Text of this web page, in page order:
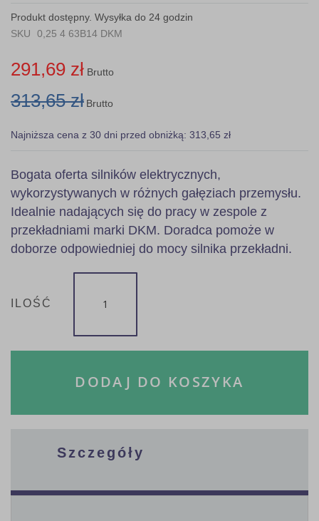
gallery
Produkt dostępny. Wysyłka do 24 godzin
SKU
0,25 4 63B14 DKM
291,69 zł Brutto
313,65 zł Brutto
Najniższa cena z 30 dni przed obniżką: 313,65 zł
Bogata oferta silników elektrycznych,
wykorzystywanych w różnych gałęziach przemysłu.
Idealnie nadających się do pracy w zespole z
przekładniami marki DKM. Doradca pomoże w
doborze odpowiedniej do mocy silnika przekładni.
ILOŚĆ
DODAJ DO KOSZYKA
Szczegóły